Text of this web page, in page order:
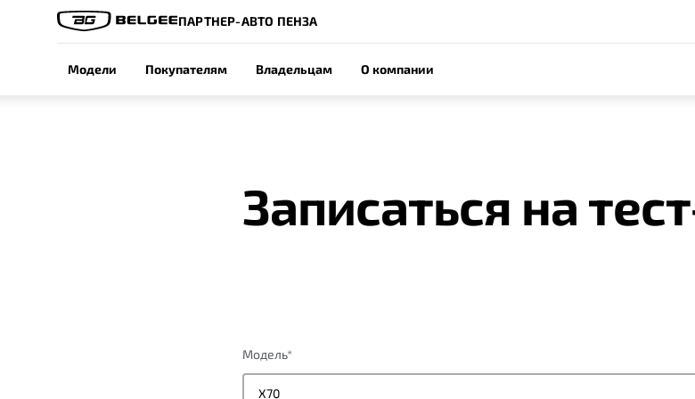
ПАРТНЕР-АВТО ПЕНЗА
Модели Покупателям Владельцам О компании
Записаться на
Модель*
X70